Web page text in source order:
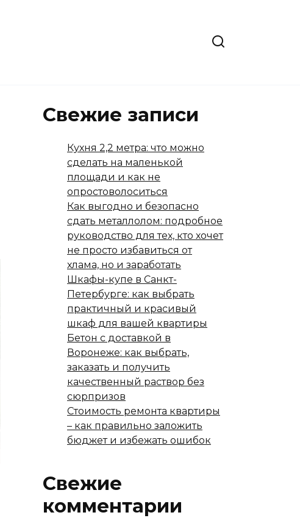
Свежие записи
Кухня 2,2 метра: что можно
сделать на маленькой
площади и как не
опростоволоситься
Как выгодно и безопасно
сдать металлолом: подробное
руководство для тех, кто хочет
не просто избавиться от
хлама, но и заработать
Шкафы-купе в Санкт-
Петербурге: как выбрать
практичный и красивый
шкаф для вашей квартиры
Бетон с доставкой в
Воронеже: как выбрать,
заказать и получить
качественный раствор без
сюрпризов
Стоимость ремонта квартиры
– как правильно заложить
бюджет и избежать ошибок
Свежие
комментарии